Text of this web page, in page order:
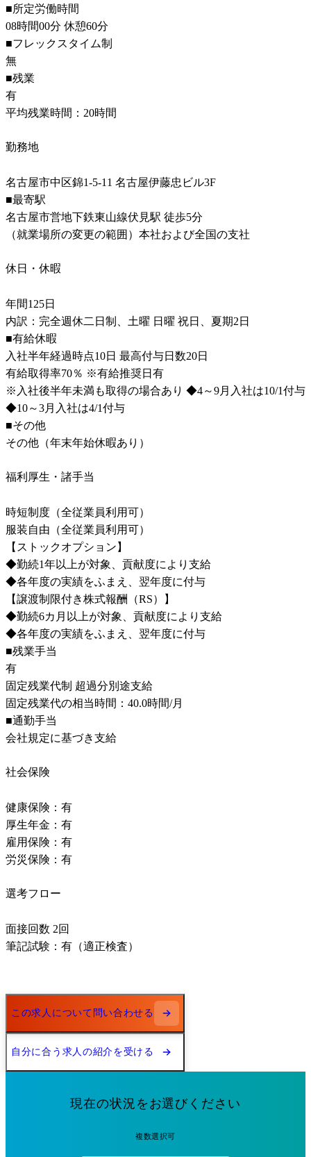
■所定労働時間
08時間00分 休憩60分
■フレックスタイム制
無
■残業
有
平均残業時間：20時間
勤務地
名古屋市中区錦1-5-11 名古屋伊藤忠ビル3F
■最寄駅
名古屋市営地下鉄東山線伏見駅 徒歩5分
（就業場所の変更の範囲）本社および全国の支社
休日・休暇
年間125日
内訳：完全週休二日制、土曜 日曜 祝日、夏期2日
■有給休暇
入社半年経過時点10日 最高付与日数20日
有給取得率70％ ※有給推奨日有
※入社後半年未満も取得の場合あり ◆4～9月入社は10/1付与
◆10～3月入社は4/1付与
■その他
その他（年末年始休暇あり）
福利厚生・諸手当
時短制度（全従業員利用可）
服装自由（全従業員利用可）
【ストックオプション】
◆勤続1年以上が対象、貢献度により支給
◆各年度の実績をふまえ、翌年度に付与
【譲渡制限付き株式報酬（RS）】
◆勤続6カ月以上が対象、貢献度により支給
◆各年度の実績をふまえ、翌年度に付与
■残業手当
有
固定残業代制 超過分別途支給
固定残業代の相当時間：40.0時間/月
■通勤手当
会社規定に基づき支給
社会保険
健康保険：有
厚生年金：有
雇用保険：有
労災保険：有
選考フロー
面接回数 2回
筆記試験：有（適正検査）
この求人について問い合わせる
自分に合う求人の紹介を受ける
現在の状況をお選びください
複数選択可